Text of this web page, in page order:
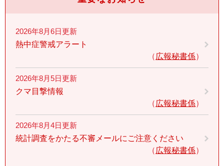
2026年8月6日更新
熱中症警戒アラート
広報秘書係
2026年8月5日更新
クマ目撃情報
広報秘書係
2026年8月4日更新
統計調査をかたる不審メールにご注意ください
広報秘書係